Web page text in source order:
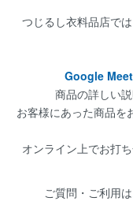
つじるし衣料品店で
Google Meet
商品の詳しい
お客様にあった商品を
オンライン上でお打
ご質問・ご利用は